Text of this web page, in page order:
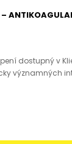
dostupný v
významných